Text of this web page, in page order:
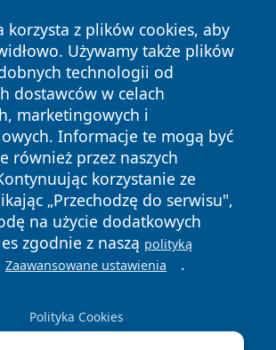
korzysta z plików cookies, aby
Używamy także plików
technologii od
dostawców w celach
marketingowych i
Informacje te mogą być
również przez naszych
korzystanie ze
„Przechodzę do serwisu",
na użycie dodatkowych
zgodnie z naszą polityką
Zaawansowane ustawienia .
Polityka Cookies
Wszystkie prawa
Polityka
Prywatności
Polityka
Cookies